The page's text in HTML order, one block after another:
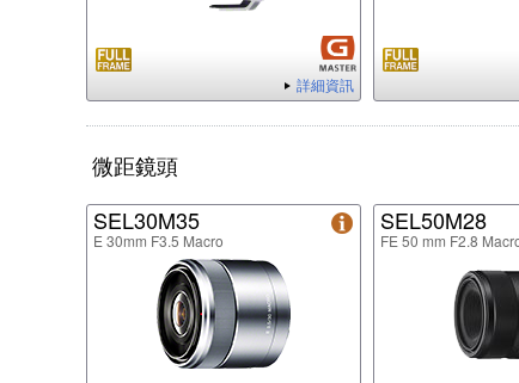
詳細資訊
微距鏡頭
SEL30M35
E 30mm F3.5 Macro
SEL50M28
FE 50 mm F2.8